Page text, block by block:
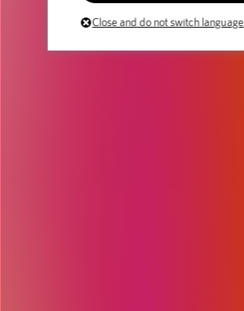
Close and do not switch language